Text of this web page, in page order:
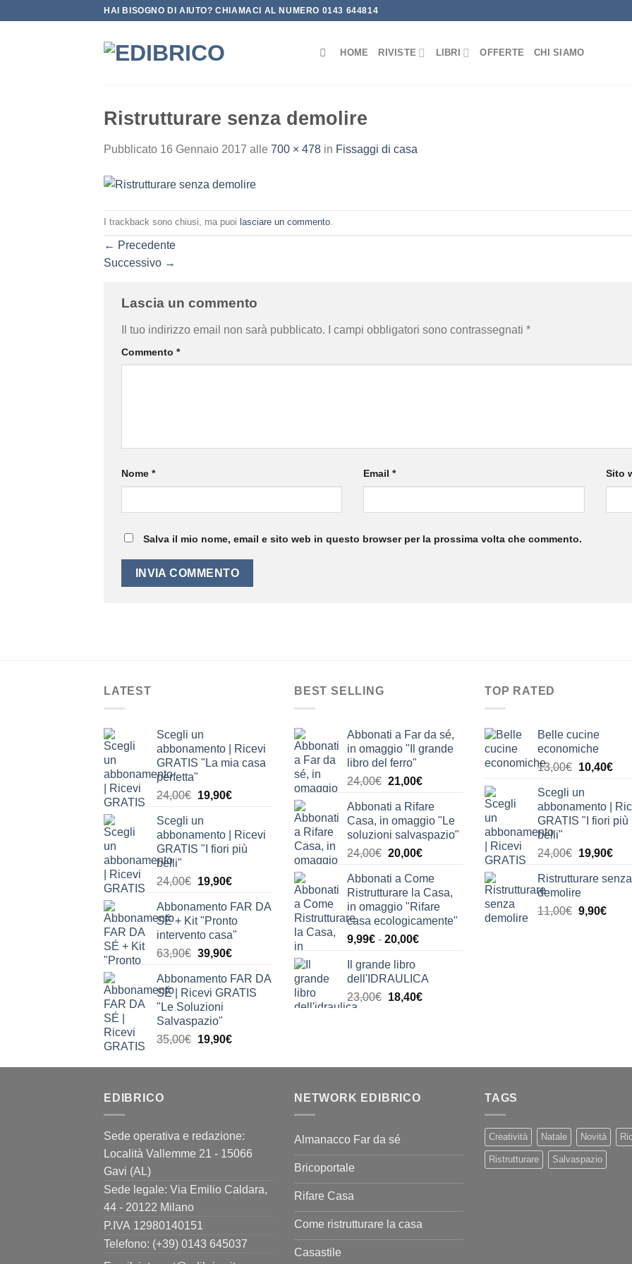
HAI BISOGNO DI AIUTO? CHIAMACI AL NUMERO 0143 644814
HOME RIVISTE LIBRI OFFERTE CHI SIAMO
Ristrutturare senza demolire
Pubblicato 16 Gennaio 2017 alle 700 × 478 in Fissaggi di casa
I trackback sono chiusi, ma puoi lasciare un commento.
← Precedente
Successivo →
Lascia un commento
Il tuo indirizzo email non sarà pubblicato. I campi obbligatori sono contrassegnati *
Commento *
Nome * Email* Sito
Salva il mio nome, email e sito web in questo browser per la prossima volta che commento.
LATEST
Scegli un
abbonamento | Ricevi
GRATIS "La mia casa
perfetta"
24,00€ Il
originale
era:
24,00€.
19,90€Il
è:
19,90€.
Scegli un
abbonamento | Ricevi
GRATIS "I fiori più
belli"
24,00€ Il
originale
era:
24,00€.
19,90€Il
attuale
è:
19,90€.
Abbonamento FAR DA
SÉ + Kit "Pronto
intervento casa"
63,90€ Il
originale
era:
63,90€.
39,90€Il
attuale
è:
Abbonamento FAR DA
SÉ | Ricevi GRATIS
"Le Soluzioni
Salvaspazio"
35,00€ Il
originale
19,90€Il
attuale
BEST SELLING
Abbonati a Far da sé,
in omaggio "Il grande
libro del ferro"
24,00€ Il
originale
era:
24,00€.
21,00€Il
attuale
è:
21,00€.
Abbonati a Rifare
Casa, in omaggio "Le
soluzioni salvaspazio"
24,00€ Il
originale
era:
24,00€.
20,00€Il
attuale
è:
20,00€.
Abbonati a Come
Ristrutturare la Casa,
in omaggio "Rifare
casa ecologicamente"
9,99€ - 20,00€Fascia
da
9,99€
Il grande libro
dell'IDRAULICA
23,00€ Il
18,40€Il
TOP RATED
Belle cucine
economiche
13,00€ Il
originale
era:
13,00€.
10,40€Il
è:
Scegli un
abbonamento |
GRATIS "I fiori più
belli"
24,00€ Il
originale
era:
24,00€.
19,90€Il
Ristrutturare senza
demolire
11,00€ Il
9,90€Il
EDIBRICO
Sede operativa e redazione:
Località Vallemme 21 - 15066
Gavi (AL)
Sede legale: Via Emilio Caldara,
44 - 20122 Milano
P.IVA 12980140151
Telefono: (+39) 0143 645037
NETWORK EDIBRICO
Almanacco Far da sé
Bricoportale
Rifare Casa
Come ristrutturare la casa
Casastile
TAGS
Creatività Natale Novità
Ristrutturare Salvaspazio